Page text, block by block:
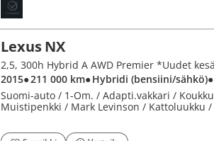
Lexus NX
2,5, 300h Hybrid A AWD Premier *Uudet
2015● 211 000 km● Hybridi (bensiini/sähkö)
Suomi-auto / 1-Om. / Adapti.vakkari /
Muistipenkki / Mark Levinson / Kattoluukku /